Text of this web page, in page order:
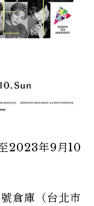
2023年9月10
倉庫（台北市